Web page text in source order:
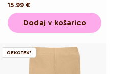
Redna
cena
15.99 €
Dodaj v košarico
OEKOTEX®